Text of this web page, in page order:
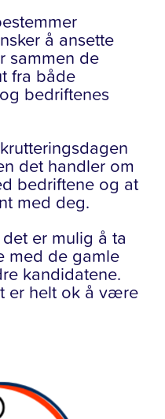
å ansette
sammen de
fra både
bedriftenes
det handler om
bedriftene og at
med deg.
er mulig å ta
med de gamle
kandidatene.
er helt ok å være